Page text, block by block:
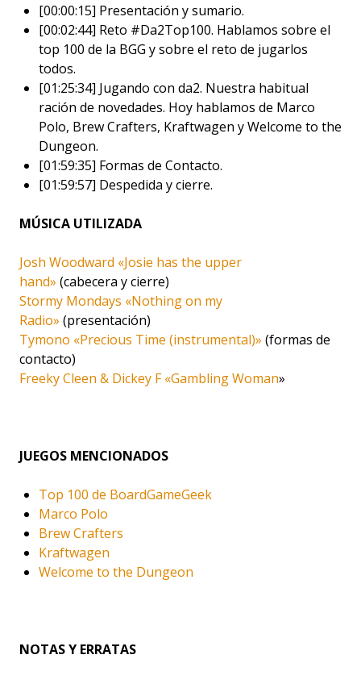
[00:00:15] Presentación y sumario.
[00:02:44] Reto #Da2Top100. Hablamos sobre el
top 100 de la BGG y sobre el reto de jugarlos
todos.
[01:25:34] Jugando con da2. Nuestra habitual
ración de novedades. Hoy hablamos de Marco
Polo, Brew Crafters, Kraftwagen y Welcome to the
Dungeon.
[01:59:35] Formas de Contacto.
[01:59:57] Despedida y cierre.
MÚSICA UTILIZADA
Josh Woodward «Josie has the upper
hand» (cabecera y cierre)
Stormy Mondays «Nothing on my
Radio» (presentación)
Tymono «Precious Time (instrumental)» (formas de
contacto)
Freeky Cleen & Dickey F «Gambling Woman»
JUEGOS MENCIONADOS
Top 100 de BoardGameGeek
Marco Polo
Brew Crafters
Kraftwagen
Welcome to the Dungeon
NOTAS Y ERRATAS